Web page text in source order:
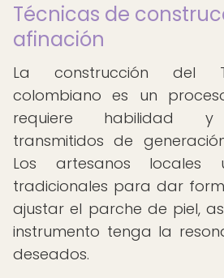
Técnicas de
afinación
La construcción del
colombiano es un
requiere habilidad y
transmitidos de
Los artesanos locales
tradicionales para dar
ajustar el parche de piel,
instrumento tenga la
deseados.